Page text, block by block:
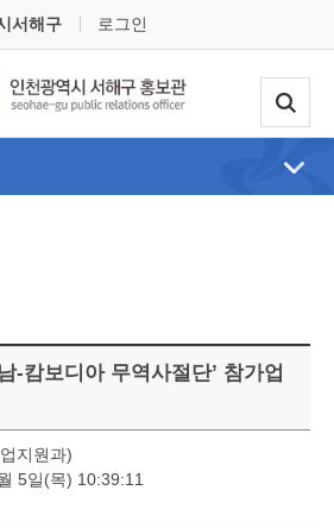
서해구 로그인
-캄보디아 무역사절단’ 참가업
지원과)
5일(목) 10:39:11